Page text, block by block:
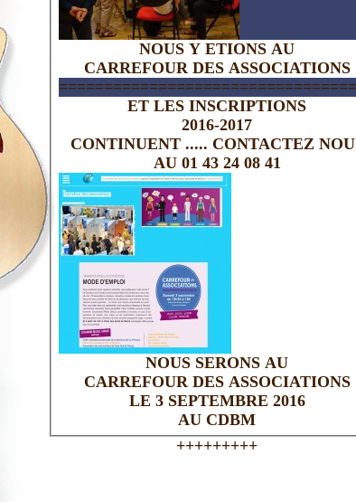
NOUS Y ETIONS AU
CARREFOUR DES ASSOCIATIONS
ET LES INSCRIPTIONS
2016-2017
CONTINUENT ..... CONTACTEZ
AU 01 43 24 08 41
NOUS SERONS AU
CARREFOUR DES ASSOCIATIONS
LE 3 SEPTEMBRE 2016
AU CDBM
+++++++++